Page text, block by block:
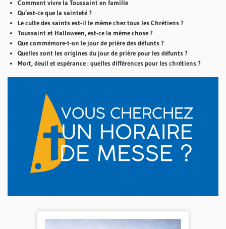
Comment vivre la Toussaint en famille
Qu’est-ce que la sainteté ?
Le culte des saints est-il le même chez tous les Chrétiens ?
Toussaint et Halloween, est-ce la même chose ?
Que commémore-t-on le jour de prière des défunts ?
Quelles sont les origines du jour de prière pour les défunts ?
Mort, deuil et espérance : quelles différences pour les chrétiens ?